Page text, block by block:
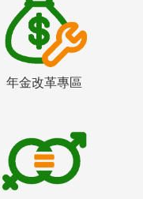
年金改革專區